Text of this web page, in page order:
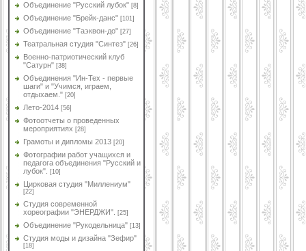
Объединение "Русский лубок" [8]
Объединение "Брейк-данс" [101]
Объединение "Таэквон-до" [27]
Театральная студия "Синтез" [26]
Военно-патриотический клуб
"Сатурн" [38]
Объединения "Ин-Тех - первые
шаги" и "Учимся, играем,
отдыхаем." [20]
Лето-2014 [56]
Фотоотчеты о проведенных
мероприятиях [28]
Грамоты и дипломы 2013 [20]
Фотографии работ учащихся и
педагога объединения "Русский и
лубок".
[10]
Цирковая студия "Миллениум"
[22]
Студия современной
хореографии "ЭНЕРДЖИ".
[25]
Объединение "Рукодельница" [13]
Студия моды и дизайна "Зефир"
[18]